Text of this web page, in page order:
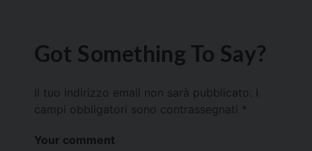
Got Something To Say?
Il tuo indirizzo email non sarà pubblicato.
campi obbligatori sono contrassegnati *
Your comment